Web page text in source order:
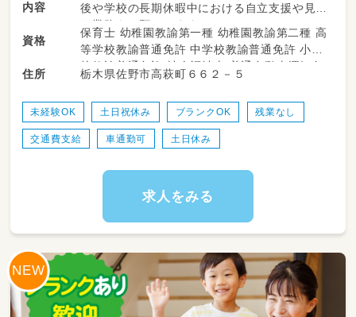
内容
後や学校の長期休暇中における自立支援や見守
り業務をお願いします♪
パート・アルバイトとしての採用ですので、
正社員のサポートを受けながら、ご自身の勤務
時間に合わせて無理なくお仕事を進めていただ
・正社員のサポート
・施設内やレクリエーション時の安全な見守り
・活動スペースの環境整備
・活動準備のお手伝い
（ワンボックス、普通車、軽自動車等のAT車を使
大きい車の運転が苦手な方も、まずはご相談
ください♪AT限定で問題ありません！）
・その他、付随する簡単な活動準備のお手伝いな
ど
資格
保育士 幼稚園教諭第一種 幼稚園教諭第二種 高
等学校教諭普通免許 中学校教諭普通免許 小学
校教諭普通免許 社会福祉士 普通自動車運転免
許
住所 栃木県佐野市高萩町６６２－５
未経験OK 土日祝休み ブランクOK 残業なし
交通費支給 車通勤可 土日休み
求人をみる